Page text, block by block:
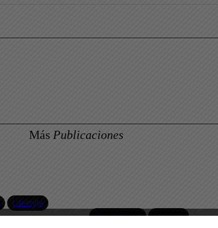
MásPublicaciones
Lifestyle
Brand Event Eventos